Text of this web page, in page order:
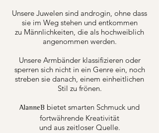
Unsere Juwelen sind androgin, ohne dass
sie im Weg stehen und entkommen
zu Männlichkeiten, die als hochweiblich
angenommen werden.
Unsere Armbänder klassifizieren oder
sperren sich nicht in ein Genre ein, noch
streben sie danach, einem einheitlichen
Stil zu frönen.
AlanneB bietet smarten Schmuck und
fortwährende Kreativität
und aus zeitloser Quelle.